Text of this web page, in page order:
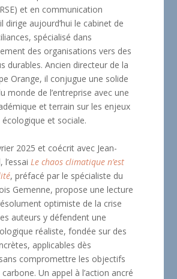
et en communication
dirige aujourd’hui le cabinet de
spécialisé dans
des organisations vers des
durables. Ancien directeur de la
Orange, il conjugue une solide
monde de l’entreprise avec une
et terrain sur les enjeux
et sociale.
2025 et coécrit avec Jean-
l’essaiLe chaos climatique n’est
, préfacé par le spécialiste du
Gemenne, propose une lecture
optimiste de la crise
auteurs y défendent une
réaliste, fondée sur des
applicables dès
compromettre les objectifs
Un appel à l’action ancré